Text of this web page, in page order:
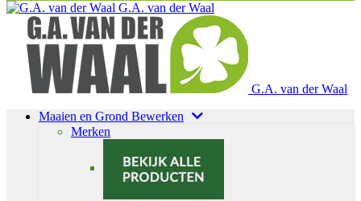
G.A. van der Waal
G.A. van der Waal
Maaien en Grond Bewerken
Merken